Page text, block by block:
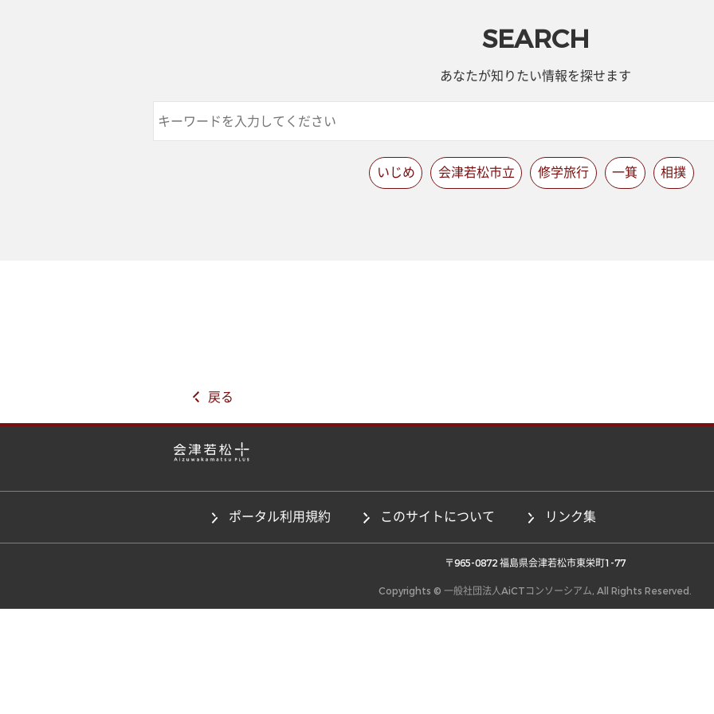
SEARCH
あなたが知りたい情報を探せます
いじめ 会津若松市立 修学旅行 一箕 相撲
戻る
ポータル利用規約 このサイトについて リンク集
〒965-0872 福島県会津若松市東栄町1-77
Copyrights © 一般社団法人AiCTコンソーシアム, All Rights Reserved.